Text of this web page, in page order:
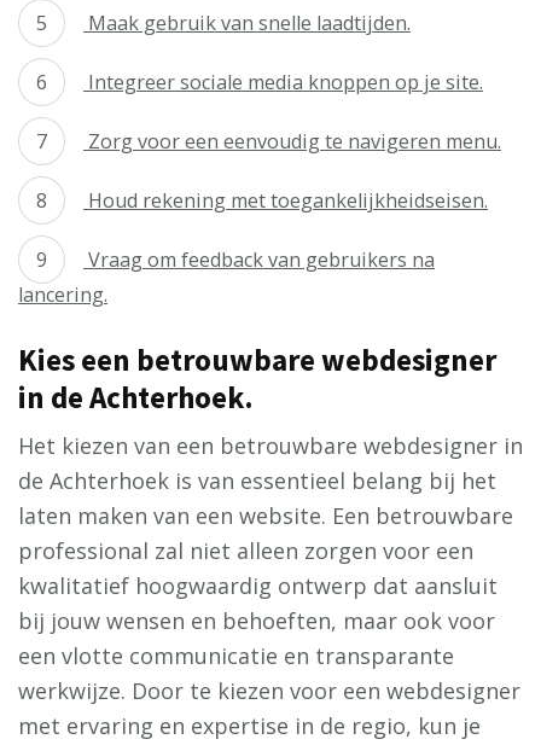
Maak gebruik van snelle laadtijden.
Integreer sociale media knoppen op je site.
Zorg voor een eenvoudig te navigeren menu.
Houd rekening met toegankelijkheidseisen.
Vraag om feedback van gebruikers na
lancering.
Kies een betrouwbare webdesigner
in de Achterhoek.
Het kiezen van een betrouwbare webdesigner in
de Achterhoek is van essentieel belang bij het
laten maken van een website. Een betrouwbare
professional zal niet alleen zorgen voor een
kwalitatief hoogwaardig ontwerp dat aansluit
bij jouw wensen en behoeften, maar ook voor
een vlotte communicatie en transparante
werkwijze. Door te kiezen voor een webdesigner
met ervaring en expertise in de regio, kun je